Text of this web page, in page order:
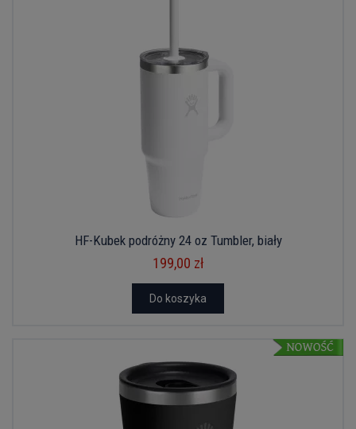
HF-Kubek podróżny 24 oz Tumbler, biały
199,00 zł
Do koszyka